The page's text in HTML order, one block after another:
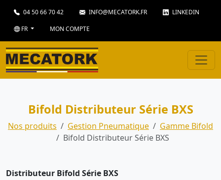
04 50 66 70 42 INFO@MECATORK.FR
LINKEDIN
FR
MON COMPTE
Bifold Distributeur Série BXS
Nos produits Gestion Pneumatique
Gamme Bifold
Bifold Distributeur Série BXS
Distributeur Bifold Série BXS